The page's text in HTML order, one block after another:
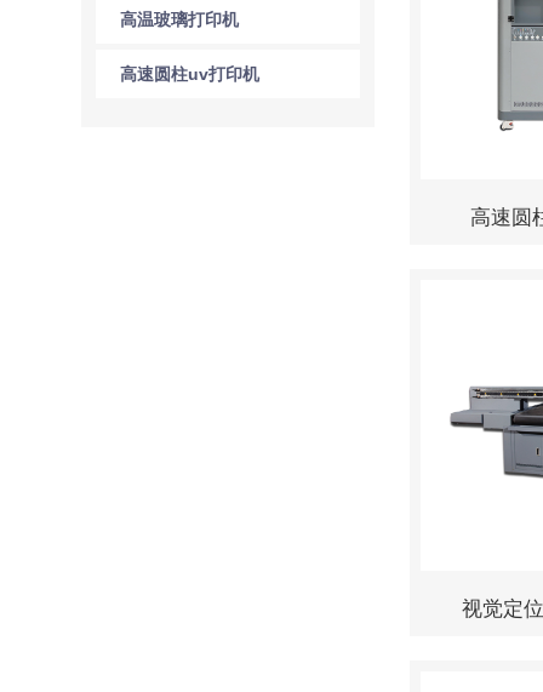
高温玻璃打印机
高速圆柱uv打印机
高速圆
视觉定